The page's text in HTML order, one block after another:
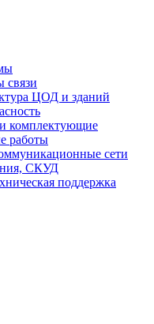
связи
ЦОД и зданий
комплектующие
работы
сети
СКУД
поддержка